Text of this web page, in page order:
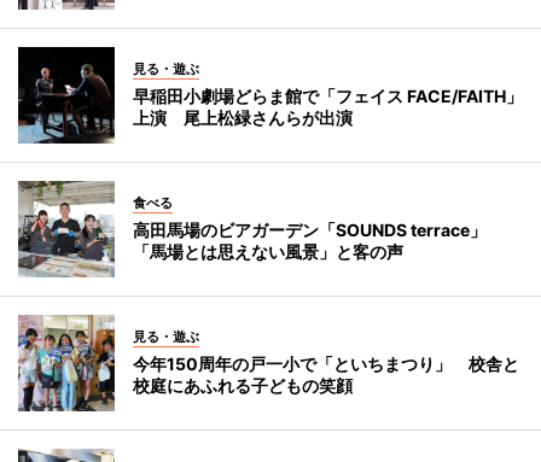
見る・遊ぶ
早稲田小劇場どらま館で「フェイス FACE/FAITH」
上演 尾上松緑さんらが出演
食べる
高田馬場のビアガーデン「SOUNDS terrace」
「馬場とは思えない風景」と客の声
見る・遊ぶ
今年150周年の戸一小で「といちまつり」 校舎と
校庭にあふれる子どもの笑顔